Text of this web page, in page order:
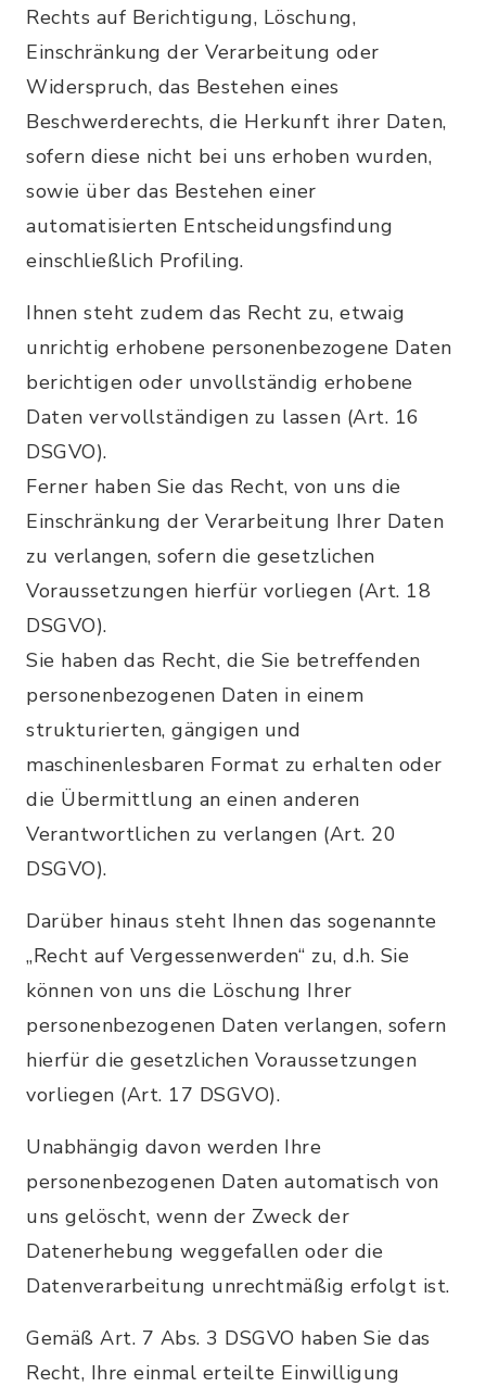
Rechts auf Berichtigung, Löschung,
Einschränkung der Verarbeitung oder
Widerspruch, das Bestehen eines
Beschwerderechts, die Herkunft ihrer Daten,
sofern diese nicht bei uns erhoben wurden,
sowie über das Bestehen einer
automatisierten Entscheidungsfindung
einschließlich Profiling.
Ihnen steht zudem das Recht zu, etwaig
unrichtig erhobene personenbezogene Daten
berichtigen oder unvollständig erhobene
Daten vervollständigen zu lassen (Art. 16
DSGVO).
Ferner haben Sie das Recht, von uns die
Einschränkung der Verarbeitung Ihrer Daten
zu verlangen, sofern die gesetzlichen
Voraussetzungen hierfür vorliegen (Art. 18
DSGVO).
Sie haben das Recht, die Sie betreffenden
personenbezogenen Daten in einem
strukturierten, gängigen und
maschinenlesbaren Format zu erhalten oder
die Übermittlung an einen anderen
Verantwortlichen zu verlangen (Art. 20
DSGVO).
Darüber hinaus steht Ihnen das sogenannte
„Recht auf Vergessenwerden“ zu, d.h. Sie
können von uns die Löschung Ihrer
personenbezogenen Daten verlangen, sofern
hierfür die gesetzlichen Voraussetzungen
vorliegen (Art. 17 DSGVO).
Unabhängig davon werden Ihre
personenbezogenen Daten automatisch von
uns gelöscht, wenn der Zweck der
Datenerhebung weggefallen oder die
Datenverarbeitung unrechtmäßig erfolgt ist.
Gemäß Art. 7 Abs. 3 DSGVO haben Sie das
Recht, Ihre einmal erteilte Einwilligung